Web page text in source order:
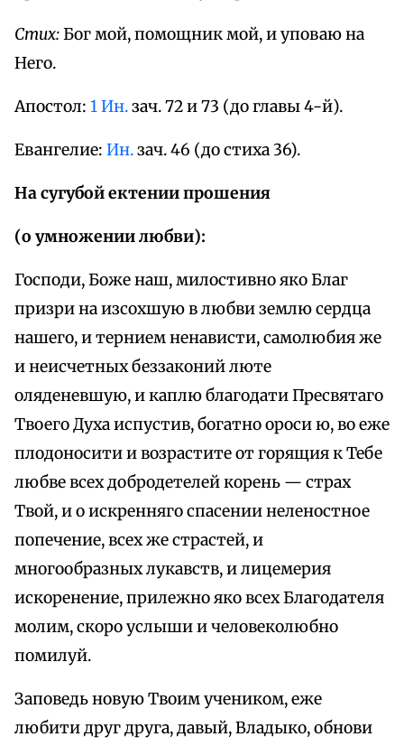
Стих:Бог мой, помощник мой, и уповаю на
Него.
Апостол: 1 Ин.зач. 72 и 73 (до главы 4-й).
Евангелие: Ин.зач. 46 (до стиха 36).
На сугубой ектении прошения
(о умножении любви):
Господи, Боже наш, милостивно яко Благ
призри на изсохшую в любви землю сердца
нашего, и тернием ненависти, самолюбия же
и неисчетных беззаконий люте
оляденевшую, и каплю благодати Пресвятаго
Твоего Духа испустив, богатно ороси ю, во еже
плодоносити и возрастите от горящия к Тебе
любве всех добродетелей корень — страх
Твой, и о искренняго спасении неленостное
попечение, всех же страстей, и
многообразных лукавств, и лицемерия
искоренение, прилежно яко всех Благодателя
молим, скоро услыши и человеколюбно
помилуй.
Заповедь новую Твоим учеником, еже
любити друг друга, давый, Владыко, обнови